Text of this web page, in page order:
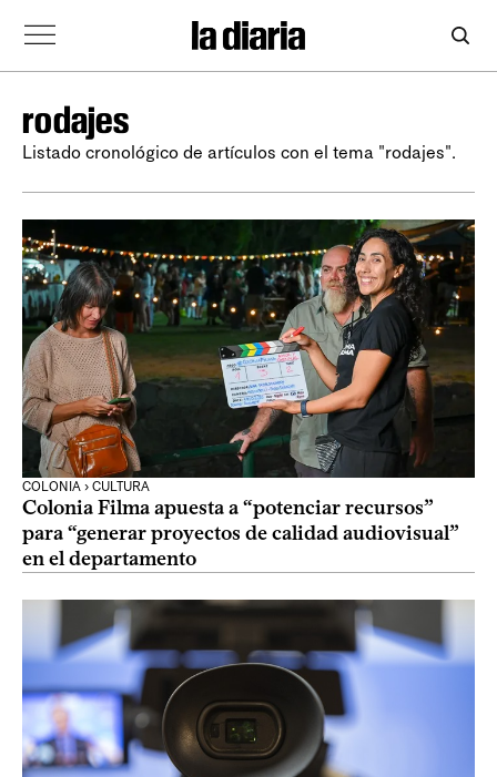
rodajes
Listado cronológico de artículos con el tema "rodajes".
COLONIA › CULTURA
Colonia Filma apuesta a “potenciar recursos”
para “generar proyectos de calidad audiovisual”
en el departamento